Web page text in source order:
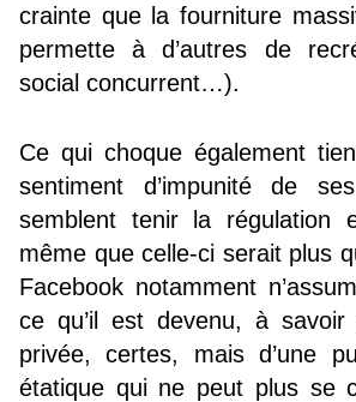
crainte que la fourniture
permette à d’autres de
social concurrent…).
Ce qui choque également
sentiment d’impunité de
semblent tenir la régulation
même que celle-ci serait plus
Facebook notamment
ce qu’il est devenu, à savoir
privée, certes, mais d’une
étatique qui ne peut plus se